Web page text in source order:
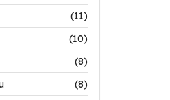
(11)
(10)
(8)
(8)